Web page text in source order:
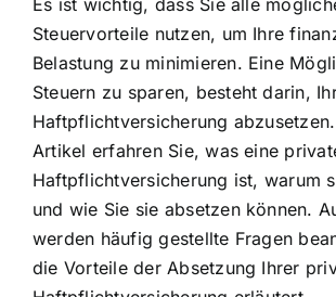
Steuervorteile nutzen, um Ihre
Belastung zu minimieren. Eine
Steuern zu sparen, besteht darin,
Haftpflichtversicherung
Artikel erfahren Sie, was eine
Haftpflichtversicherung ist, warum
und wie Sie sie absetzen können.
werden häufig gestellte Fragen
die Vorteile der Absetzung Ihrer